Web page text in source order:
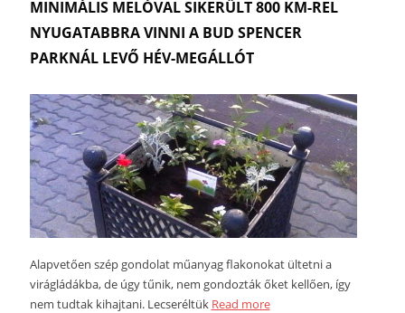
MINIMÁLIS MELÓVAL SIKERÜLT 800 KM-REL
NYUGATABBRA VINNI A BUD SPENCER
PARKNÁL LEVŐ HÉV-MEGÁLLÓT
Alapvetően szép gondolat műanyag flakonokat ültetni a
virágládákba, de úgy tűnik, nem gondozták őket kellően, így
nem tudtak kihajtani. Lecseréltük Read more